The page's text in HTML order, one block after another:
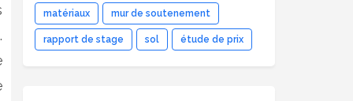
matériaux mur de soutenement
rapport de stage sol étude de prix